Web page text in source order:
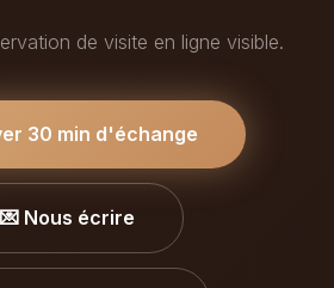
de visite en ligne visible.
30 min d'échange
💌 Nous écrire